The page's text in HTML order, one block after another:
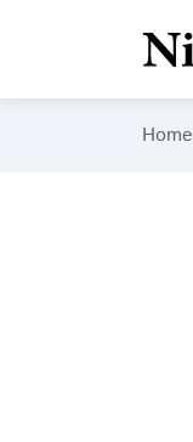
Home